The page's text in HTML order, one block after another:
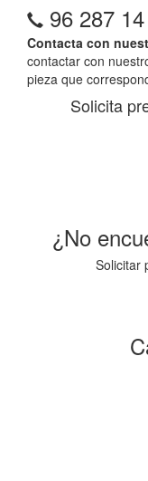
96 287
Contacta con
contactar con
pieza que
Solicita
¿No
Solicitar